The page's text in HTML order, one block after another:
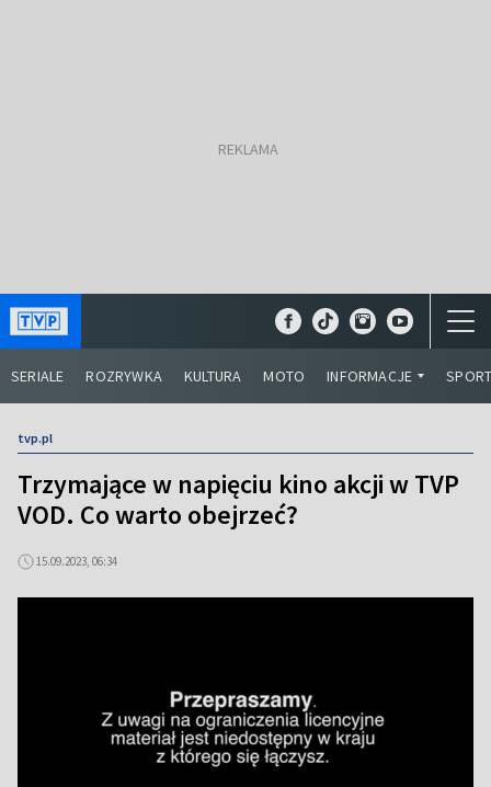
SERIALE ROZRYWKA KULTURA MOTO INFORMACJE
tvp.pl
Trzymające w napięciu kino akcji w TVP
VOD. Co warto obejrzeć?
15.09.2023, 06:34